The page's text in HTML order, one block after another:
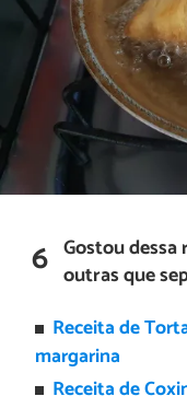
6 Gostou dessa
outras que
Receita de
margarina
Receita de